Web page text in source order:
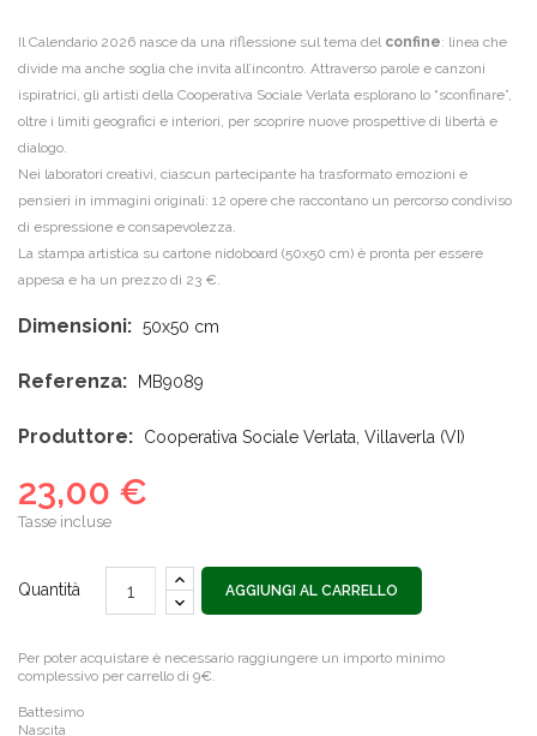
Il Calendario 2026 nasce da una riflessione sul tema del confine: linea che
divide ma anche soglia che invita all’incontro. Attraverso parole e canzoni
ispiratrici, gli artisti della Cooperativa Sociale Verlata esplorano lo “sconfinare”,
oltre i limiti geografici e interiori, per scoprire nuove prospettive di libertà e
dialogo.
Nei laboratori creativi, ciascun partecipante ha trasformato emozioni e
pensieri in immagini originali: 12 opere che raccontano un percorso condiviso
di espressione e consapevolezza.
La stampa artistica su cartone nidoboard (50x50 cm) è pronta per essere
appesa e ha un prezzo di 23 €.
Dimensioni: 50x50 cm
Referenza: MB9089
Produttore: Cooperativa Sociale Verlata, Villaverla (VI)
23,00 €
Tasse incluse
Quantità AGGIUNGI AL CARRELLO
Per poter acquistare è necessario raggiungere un importo minimo
complessivo per carrello di 9€.
Battesimo
Nascita